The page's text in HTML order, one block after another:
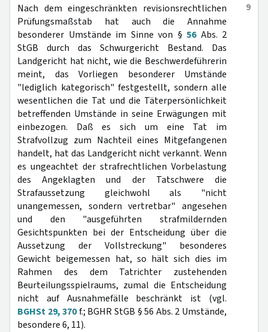
9
Nach dem eingeschränkten revisionsrechtlichen
Prüfungsmaßstab hat auch die Annahme
besonderer Umstände im Sinne von § 56Abs. 2
StGB durch das Schwurgericht Bestand. Das
Landgericht hat nicht, wie die Beschwerdeführerin
meint, das Vorliegen besonderer Umstände
"lediglich kategorisch" festgestellt, sondern alle
wesentlichen die Tat und die Täterpersönlichkeit
betreffenden Umstände in seine Erwägungen mit
einbezogen. Daß es sich um eine Tat im
Strafvollzug zum Nachteil eines Mitgefangenen
handelt, hat das Landgericht nicht verkannt. Wenn
es ungeachtet der strafrechtlichen Vorbelastung
des Angeklagten und der Tatschwere die
Strafaussetzung gleichwohl als "nicht
unangemessen, sondern vertretbar" angesehen
und den "ausgeführten strafmildernden
Gesichtspunkten bei der Entscheidung über die
Aussetzung der Vollstreckung" besonderes
Gewicht beigemessen hat, so hält sich dies im
Rahmen des dem Tatrichter zustehenden
Beurteilungsspielraums, zumal die Entscheidung
nicht auf Ausnahmefälle beschränkt ist (vgl.
BGHSt 29, 370f.; BGHR StGB § 56 Abs. 2 Umstände,
besondere 6, 11).